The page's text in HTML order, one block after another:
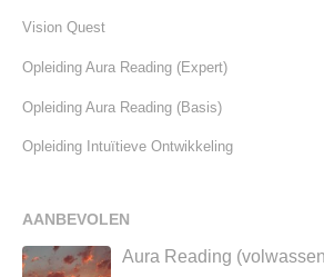
Vision Quest
Opleiding Aura Reading (Expert)
Opleiding Aura Reading (Basis)
Opleiding Intuïtieve Ontwikkeling
AANBEVOLEN
Aura Reading